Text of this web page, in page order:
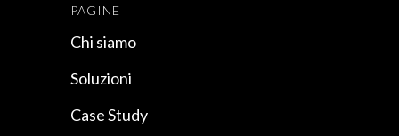
PAGINE
Chi siamo
Soluzioni
Case Study